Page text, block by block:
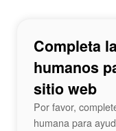
Completa
humanos
sitio web
Por favor,
humana para